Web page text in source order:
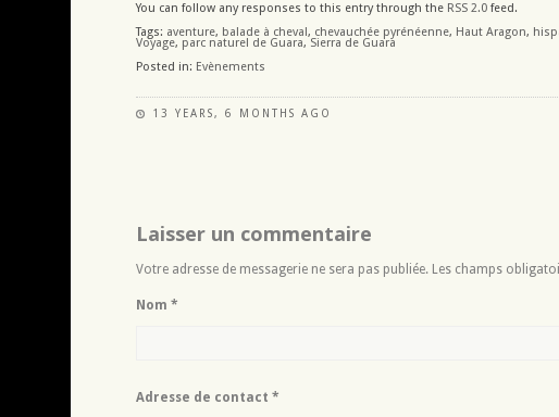
You can follow any responses to this entry through the RSS 2.0 feed.
Tags: aventure, balade à cheval, chevauchée pyrénéenne, Haut Aragon,
Voyage, parc naturel de Guara, Sierra de Guara
Posted in: Evènements
13 YEARS, 6 MONTHS AGO
Laisser un commentaire
Votre adresse de messagerie ne sera pas publiée. Les champs
Nom *
Adresse de contact *